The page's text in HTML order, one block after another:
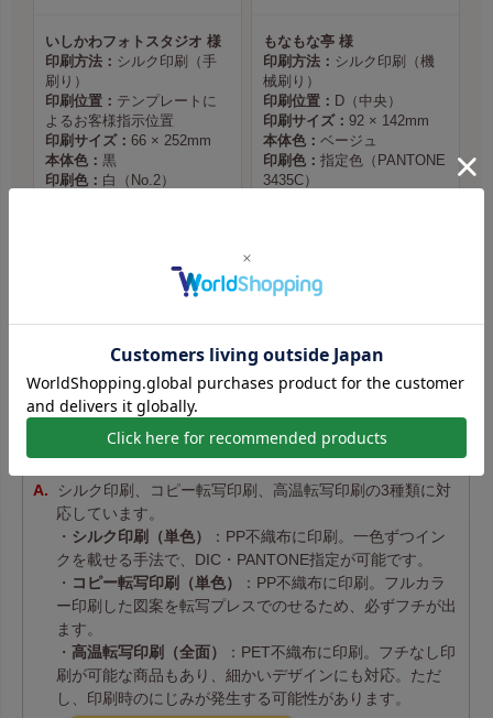
いしかわフォトスタジオ 様
印刷方法： シルク印刷（手
刷り）
印刷位置： テンプレートに
よるお客様指示位置
印刷サイズ： 66 × 252mm
本体色： 黒
印刷色： 白（No.2）
もなもな亭 様
印刷方法： シルク印刷（機
械刷り）
印刷位置： D（中央）
印刷サイズ： 92 × 142mm
本体色： ベージュ
印刷色： 指定色（PANTONE
3435C）
名入れ印刷 よくあるご質問
どの印刷方法に対応していますか？
シルク印刷、コピー転写印刷、高温転写印刷の3種類に対
応しています。
・ シルク印刷（単色）
：PP不織布に印刷。一色ずつイン
クを載せる手法で、DIC・PANTONE指定が可能です。
・ コピー転写印刷（単色）
：PP不織布に印刷。フルカラ
ー印刷した図案を転写プレスでのせるため、必ずフチが出
ます。
・ 高温転写印刷（全面）
：PET不織布に印刷。フチなし印
刷が可能な商品もあり、細かいデザインにも対応。ただ
し、印刷時のにじみが発生する可能性があります。